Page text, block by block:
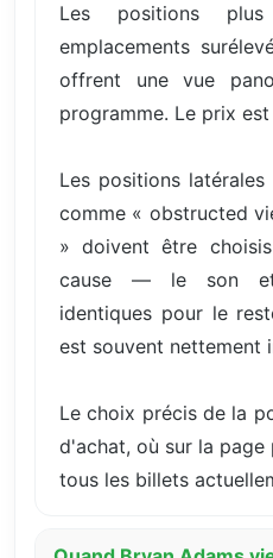
Les positions
emplacements
offrent une vue
programme. Le prix
Les positions
comme « obstructed
» doivent être
cause — le son et
identiques pour le
est souvent nettement
Le choix précis de la
d'achat, où sur la
tous les billets